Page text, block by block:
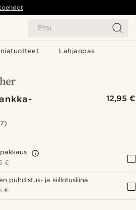
Etsi
Lahjaopas
12,95 €
€
puhdistus- ja kiillotusliina
€